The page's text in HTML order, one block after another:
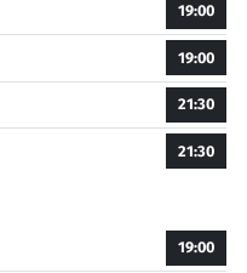
19:00
19:00
21:30
21:30
19:00